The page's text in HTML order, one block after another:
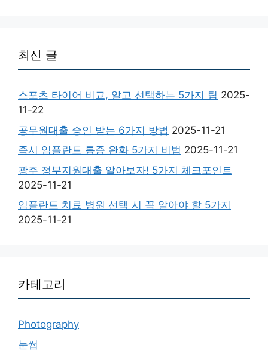
최신 글
스포츠 타이어 비교, 알고 선택하는 5가지 팁 2025-
11-22
공무원대출 승인 받는 6가지 방법 2025-11-21
즉시 임플란트 통증 완화 5가지 비법 2025-11-21
광주 정부지원대출 알아보자! 5가지 체크포인트
2025-11-21
임플란트 치료 병원 선택 시 꼭 알아야 할 5가지
2025-11-21
카테고리
Photography
눈썹